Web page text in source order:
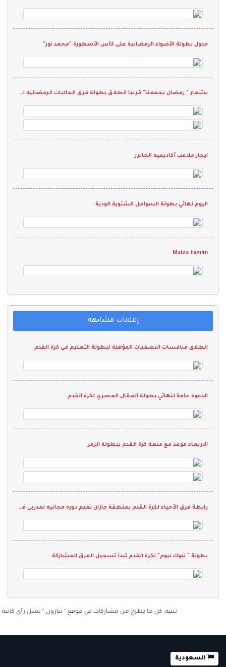
جدول بطولة الأضواء الرمضانية على كأس الأسطورة "محمد نور"
بشعار " رمضان يجمعنا" قريبا انطلاق بطولة فرق الجاليات الرمضانيه الثانيه 2022
ايجار ملاعب أكاديميه الجانرز
اليوم نهائي بطولة السواحل الشتوية الودية
Maiza tamim
إعلانات مشابهة
انطلاق منافسات التصفيات المؤهلة لبطولة التعليم في كرة القدم
الدعوه عامة لنهائي بطولة العقال العصري لكرة القدم
الاربعاء موعد مع متعة كرة القدم ببطولة الرمز
رابطة فرق الأحياء لكرة القدم بمنطقة جازان تقيم دوره مجانيه لمدربي فرق الأحياء
بطولة " تبوك نيوم" لكرة القدم تبدأ تسجيل الفرق المشاركة
تنبيه: كل ما يطرح من مشاركات في موقع " تبارون " يمثل رأي كاتبه فقط
السعودية